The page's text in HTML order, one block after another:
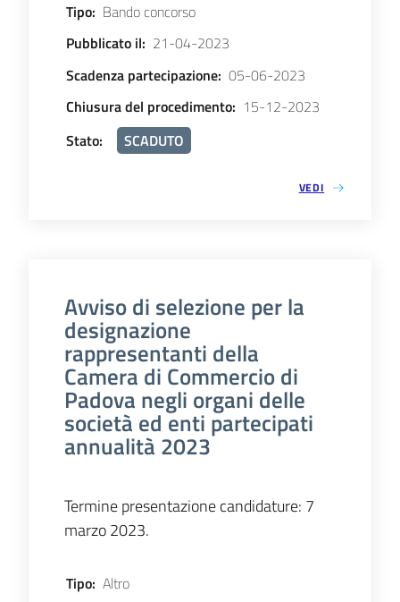
Tipo: Bando concorso
Pubblicato il: 21-04-2023
Scadenza partecipazione: 05-06-2023
Chiusura del procedimento: 15-12-2023
Stato: SCADUTO
VEDI
Avviso di selezione per la
designazione
rappresentanti della
Camera di Commercio di
Padova negli organi delle
società ed enti partecipati
annualità 2023
Termine presentazione candidature: 7
marzo 2023.
Tipo: Altro